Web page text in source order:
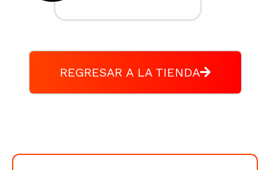
REGRESAR A LA TIENDA